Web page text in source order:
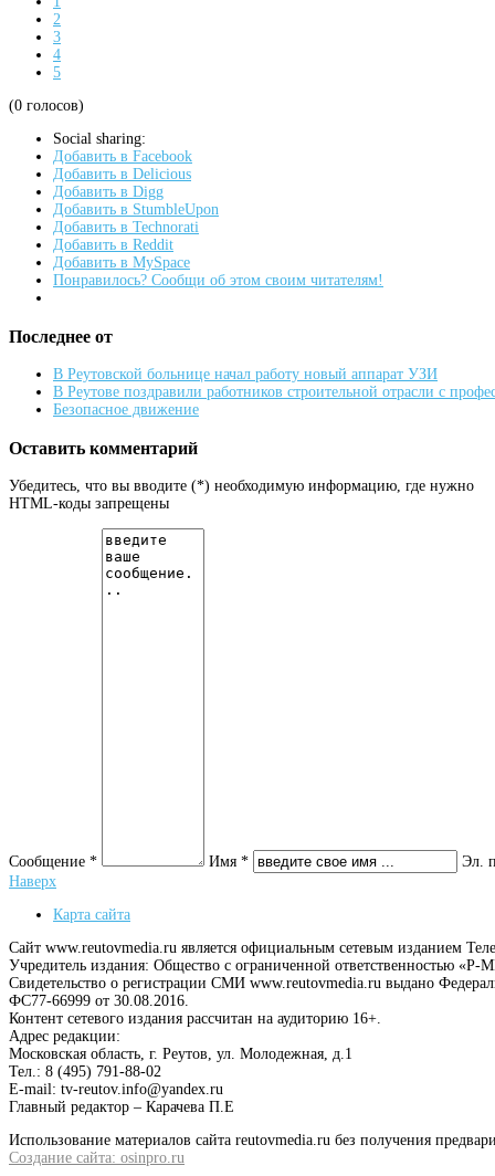
2
3
4
5
(0 голосов)
Social sharing:
Добавить в Facebook
Добавить в Delicious
Добавить в Digg
Добавить в StumbleUpon
Добавить в Technorati
Добавить в Reddit
Добавить в MySpace
Понравилось? Сообщи об этом своим читателям!
Последнее от
В Реутовской больнице начал работу новый аппарат УЗИ
В Реутове поздравили работников строительной отрасли с
Безопасное движение
Оставить комментарий
Убедитесь, что вы вводите (*) необходимую информацию, где нужно
HTML-коды запрещены
Сообщение * Имя *
Эл.
Наверх
Карта сайта
Сайт www.reutovmedia.ru является официальным сетевым изданием
Учредитель издания: Общество с ограниченной ответственностью
Свидетельство о регистрации СМИ www.reutovmedia.ru выдано
ФС77-66999 от 30.08.2016.
Контент сетевого издания рассчитан на аудиторию 16+.
Адрес редакции:
Московская область, г. Реутов, ул. Молодежная, д.1
Тел.: 8 (495) 791-88-02
E-mail: tv-reutov.info@yandex.ru
Главный редактор – Карачева П.Е
Использование материалов сайта reutovmedia.ru без получения
Создание сайта: osinpro.ru